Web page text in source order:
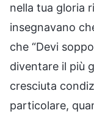
nella tua gloria
insegnavano
che “Devi
diventare il più
cresciuta
particolare,